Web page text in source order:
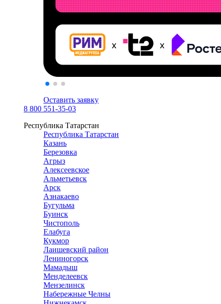
Оставить заявку
8 800 551-35-03
Республика Татарстан
Республика Татарстан
Казань
Березовка
Агрыз
Алексеевское
Альметьевск
Арск
Азнакаево
Бугульма
Буинск
Чистополь
Елабуга
Кукмор
Лаишевский район
Лениногорск
Мамадыш
Менделеевск
Мензелинск
Набережные Челны